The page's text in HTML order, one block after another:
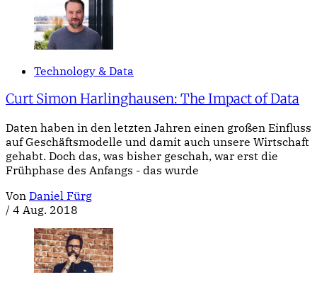
Technology & Data
Curt Simon Harlinghausen: The Impact of Data
Daten haben in den letzten Jahren einen großen Einfluss
auf Geschäftsmodelle und damit auch unsere Wirtschaft
gehabt. Doch das, was bisher geschah, war erst die
Frühphase des Anfangs - das wurde
Von Daniel Fürg
/ 4 Aug. 2018